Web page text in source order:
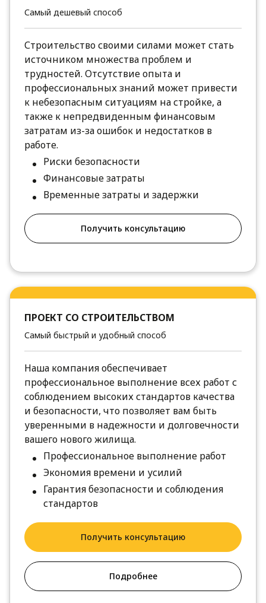
Самый дешевый способ
Строительство своими силами может стать
источником множества проблем и
трудностей. Отсутствие опыта и
профессиональных знаний может привести
к небезопасным ситуациям на стройке, а
также к непредвиденным финансовым
затратам из-за ошибок и недостатков в
работе.
Риски безопасности
Финансовые затраты
Временные затраты и задержки
Получить консультацию
ПРОЕКТ СО СТРОИТЕЛЬСТВОМ
Самый быстрый и удобный способ
Наша компания обеспечивает
профессиональное выполнение всех работ с
соблюдением высоких стандартов качества
и безопасности, что позволяет вам быть
уверенными в надежности и долговечности
вашего нового жилища.
Профессиональное выполнение работ
Экономия времени и усилий
Гарантия безопасности и соблюдения
стандартов
Получить консультацию
Подробнее